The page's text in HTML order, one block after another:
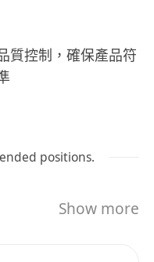
質控制，確保產品符
質量節點
positions.
Show more